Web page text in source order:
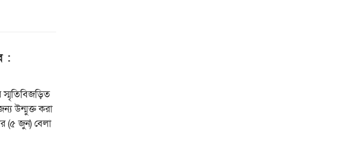
:
স্মৃতিবিজড়িত
উন্মুক্ত করা
(৫ জুন) বেলা